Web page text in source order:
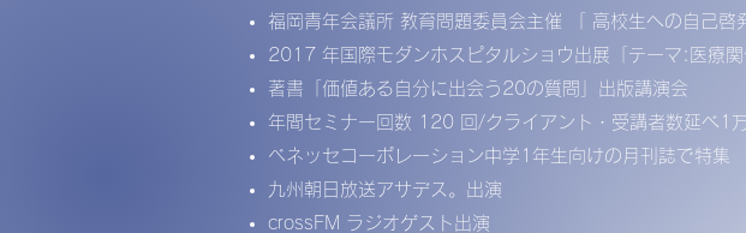
福岡青年会議所 教育問題委員会主催 「 高校生への自己
2017 年国際モダンホスピタルショウ出展「テーマ:医療関
著書「価値ある自分に出会う20の質問」出版講演会
年間セミナー回数 120 回/クライアント・受講者数延べ1
ベネッセコーポレーション中学1年生向けの月刊誌で特集
九州朝日放送アサデス。出演
crossFM ラジオゲスト出演